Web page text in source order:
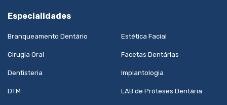
Especialidades
Branqueamento Dentário
Cirugia Oral
Dentisteria
DTM
Estética Facial
Facetas Dentárias
Implantologia
LAB de Próteses Dentária